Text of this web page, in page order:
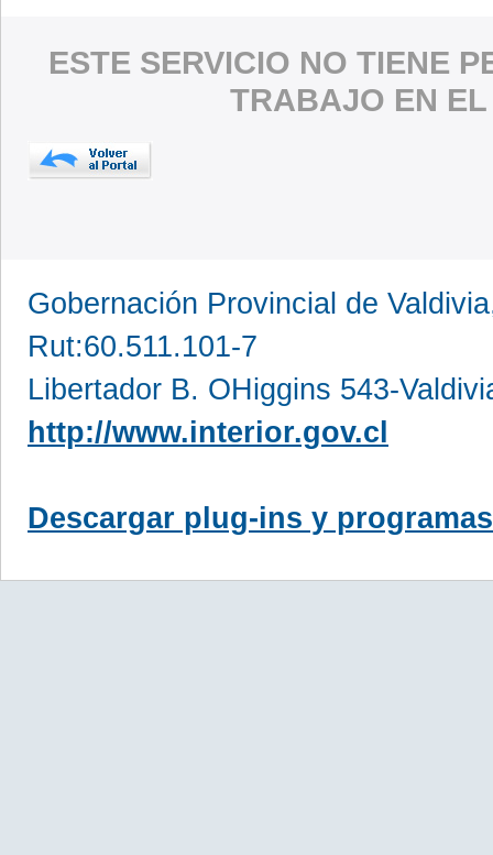
ESTE SERVICIO NO TIENE
TRABAJO EN
Gobernación Provincial de
Rut:60.511.101-7
Libertador B. OHiggins 543-
http://www.interior.gov.cl
Descargar plug-ins y